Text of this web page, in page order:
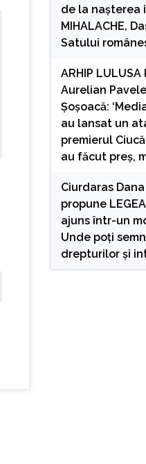
de la nașterea
MIHALACHE,
Satului
ARHIP LULUSA
Aurelian
Șoșoacă:
au lansat un
premierul
au făcut preș,
Ciurdaras Dana
propune
ajuns într-un
Unde poți
drepturilor și